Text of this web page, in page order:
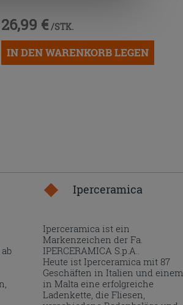
26,99 € /STK.
IN DEN WARENKORB LEGEN
Iperceramica
Iperceramica ist ein
Markenzeichen der Fa.
IPERCERAMICA S.p.A..
Heute ist Iperceramica mit 87
Geschäften in Italien und einem
in Malta eine erfolgreiche
Ladenkette, die Fliesen,